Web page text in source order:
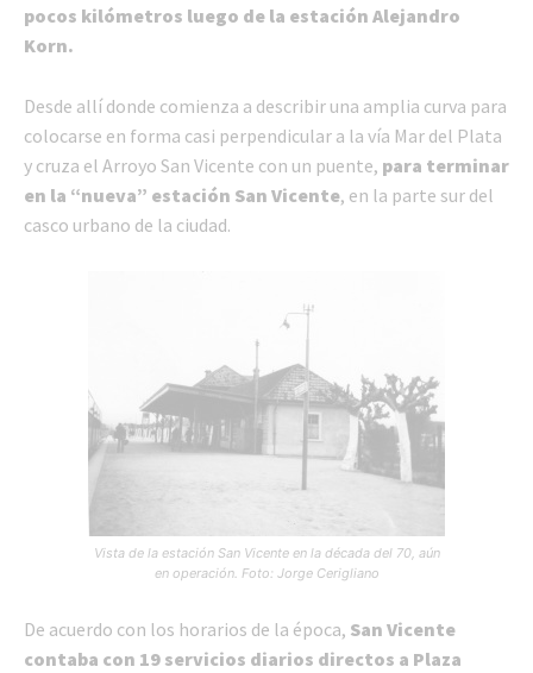
pocos kilómetros luego de la estación Alejandro
Korn.
Desde allí donde comienza a describir una amplia curva para
colocarse en forma casi perpendicular a la vía Mar del Plata
y cruza el Arroyo San Vicente con un puente, para terminar
en la “nueva” estación San Vicente, en la parte sur del
casco urbano de la ciudad.
Vista de la estación San Vicente en la década del 70, aún
en operación. Foto: Jorge Cerigliano
De acuerdo con los horarios de la época, San Vicente
contaba con 19 servicios diarios directos a Plaza